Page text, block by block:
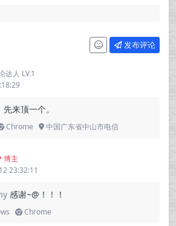
发布评论
达人 LV.1
来顶一个。
Chrome 中国广东省中山市电信
博主
23:32:11
感谢~@！！！
Chrome